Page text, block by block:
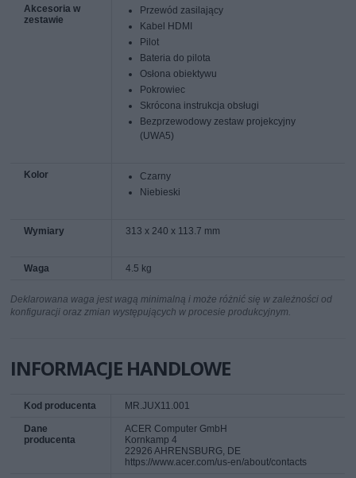
Akcesoria w
zestawie
Przewód zasilający
Kabel HDMI
Pilot
Bateria do pilota
Osłona obiektywu
Pokrowiec
Skrócona instrukcja obsługi
Bezprzewodowy zestaw projekcyjny
(UWA5)
Kolor
Czarny
Niebieski
Wymiary 313 x 240 x 113.7 mm
Waga 4.5 kg
Deklarowana waga jest wagą minimalną i może różnić się w zależności od
konfiguracji oraz zmian występujących w procesie produkcyjnym.
INFORMACJE HANDLOWE
Kod producenta MR.JUX11.001
Dane
producenta
ACER Computer GmbH
Kornkamp 4
22926 AHRENSBURG, DE
https://www.acer.com/us-en/about/contacts